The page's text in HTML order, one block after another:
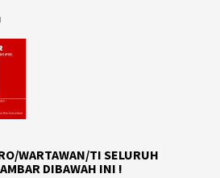
WARTAWAN/TI SELURUH
DIBAWAH INI !